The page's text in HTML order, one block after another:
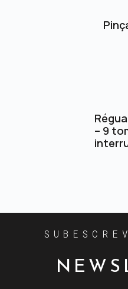
– 9